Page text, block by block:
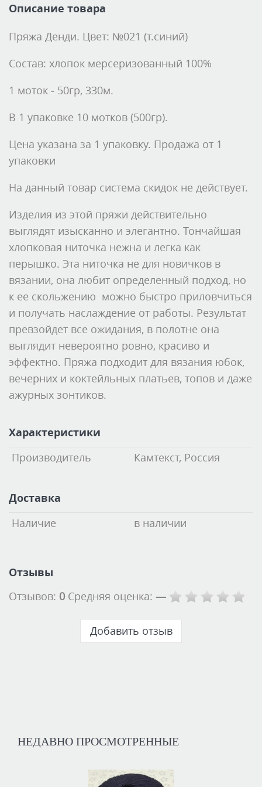
Описание товара
Пряжа Денди. Цвет: №021 (т.синий)
Состав: хлопок мерсеризованный 100%
1 моток - 50гр, 330м.
В 1 упаковке 10 мотков (500гр).
Цена указана за 1 упаковку. Продажа от 1
упаковки
На данный товар система скидок не действует.
Изделия из этой пряжи действительно
выглядят изысканно и элегантно. Тончайшая
хлопковая ниточка нежна и легка как
перышко. Эта ниточка не для новичков в
вязании, она любит определенный подход, но
к ее скольжению можно быстро приловчиться
и получать наслаждение от работы. Результат
превзойдет все ожидания, в полотне она
выглядит невероятно ровно, красиво и
эффектно. Пряжа подходит для вязания юбок,
вечерних и коктейльных платьев, топов и даже
ажурных зонтиков.
Характеристики
Производитель Камтекст, Россия
Доставка
Наличие в наличии
Отзывы
Отзывов: 0 Средняя оценка: —
Добавить отзыв
НЕДАВНО ПРОСМОТРЕННЫЕ